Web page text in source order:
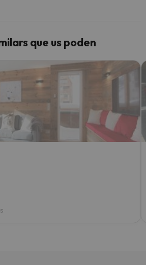
que us poden